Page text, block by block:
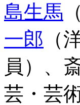
島生馬
一郎 （
員）、
芸・芸